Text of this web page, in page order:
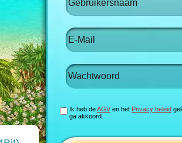
Ik heb deAGV en het Privacy beleid
ga akkoord.